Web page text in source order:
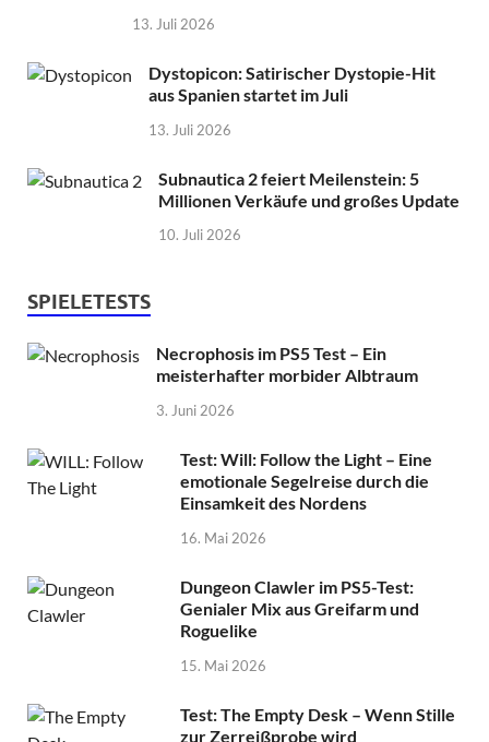
13. Juli 2026
Dystopicon: Satirischer Dystopie-Hit
aus Spanien startet im Juli
13. Juli 2026
Subnautica 2 feiert Meilenstein: 5
Millionen Verkäufe und großes Update
10. Juli 2026
SPIELETESTS
Necrophosis im PS5 Test – Ein
meisterhafter morbider Albtraum
3. Juni 2026
Test: Will: Follow the Light – Eine
emotionale Segelreise durch die
Einsamkeit des Nordens
16. Mai 2026
Dungeon Clawler im PS5-Test:
Genialer Mix aus Greifarm und
Roguelike
15. Mai 2026
Test: The Empty Desk – Wenn Stille
zur Zerreißprobe wird